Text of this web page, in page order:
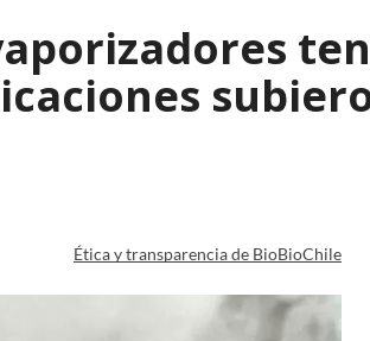
Ética y transparencia de BioBioChile